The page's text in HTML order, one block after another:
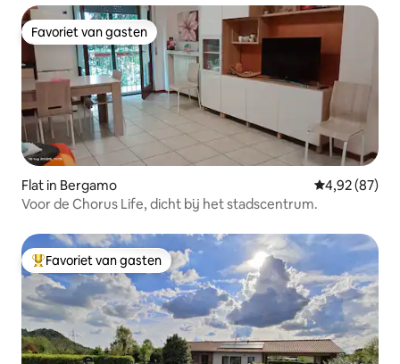
Favoriet van gasten
Favoriet van gasten
Flat in Bergamo Gemiddelde
4,92 (87)
Voor de Chorus Life, dicht bij het stadscentrum.
Topfavoriet van gasten
Favoriet van gasten